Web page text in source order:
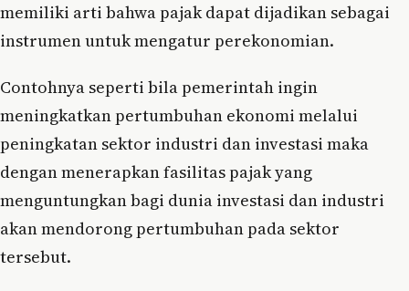
memiliki arti bahwa pajak dapat dijadikan sebagai
instrumen untuk mengatur perekonomian.
Contohnya seperti bila pemerintah ingin
meningkatkan pertumbuhan ekonomi melalui
peningkatan sektor industri dan investasi maka
dengan menerapkan fasilitas pajak yang
menguntungkan bagi dunia investasi dan industri
akan mendorong pertumbuhan pada sektor
tersebut.